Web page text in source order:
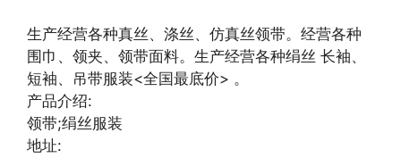
生产经营各种真丝、涤丝、仿真丝领带。经营各种
围巾、领夹、领带面料。生产经营各种绢丝 长袖、
短袖、吊带服装<全国最底价> 。
产品介绍:
领带;绢丝服装
地址: